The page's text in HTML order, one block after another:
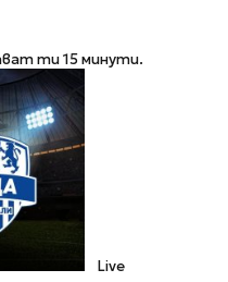
ти 15 минути.
Live